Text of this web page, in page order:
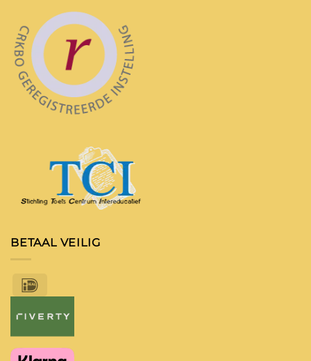
BETAAL VEILIG